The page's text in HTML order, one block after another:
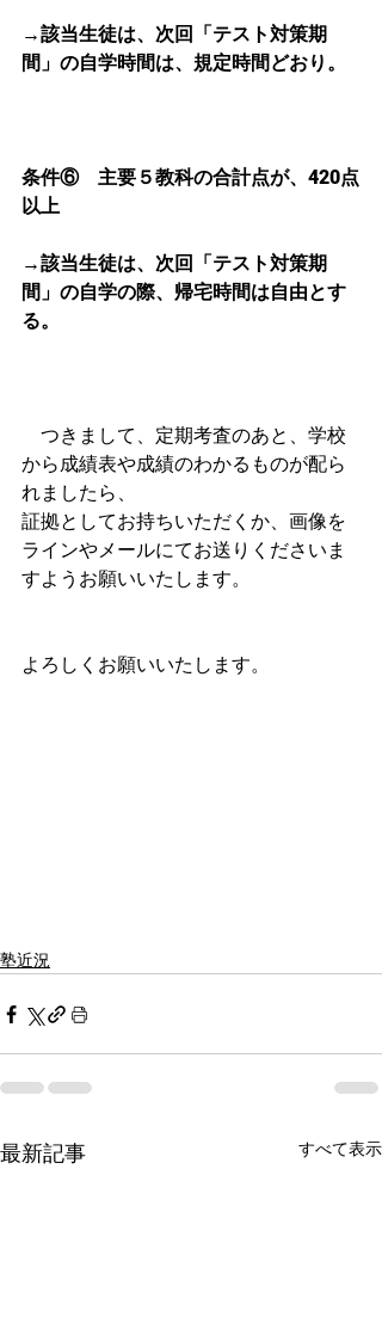
→該当生徒は、次回「テスト対策期
間」の自学時間は、規定時間どおり。
条件⑥　主要５教科の合計点が、420点
以上
→該当生徒は、次回「テスト対策期
間」の自学の際、帰宅時間は自由とす
る。
つきまして、定期考査のあと、学校
から成績表や成績のわかるものが配ら
れましたら、
証拠としてお持ちいただくか、画像を
ラインやメールにてお送りくださいま
すようお願いいたします。
よろしくお願いいたします。
塾近況
最新記事 すべて表示